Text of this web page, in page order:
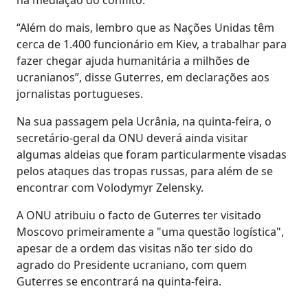
“Além do mais, lembro que as Nações Unidas têm
cerca de 1.400 funcionário em Kiev, a trabalhar para
fazer chegar ajuda humanitária a milhões de
ucranianos”, disse Guterres, em declarações aos
jornalistas portugueses.
Na sua passagem pela Ucrânia, na quinta-feira, o
secretário-geral da ONU deverá ainda visitar
algumas aldeias que foram particularmente visadas
pelos ataques das tropas russas, para além de se
encontrar com Volodymyr Zelensky.
A ONU atribuiu o facto de Guterres ter visitado
Moscovo primeiramente a "uma questão logística",
apesar de a ordem das visitas não ter sido do
agrado do Presidente ucraniano, com quem
Guterres se encontrará na quinta-feira.